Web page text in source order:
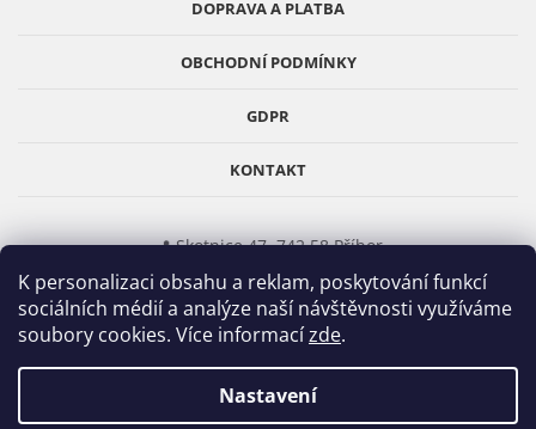
K personalizaci obsahu a reklam, poskytování funkcí
sociálních médií a analýze naší návštěvnosti využíváme
soubory cookies. Více informacízde.
Nastavení
DOPRAVA A PLATBA
OBCHODNÍ PODMÍNKY
GDPR
KONTAKT
📍 Skotnice 47, 742 58 Příbor
📞777 312 905(Po–Pá 8–17)
✉️ info@obklady-cz.cz
E-shopObklady-cz.cz–Základ vašeho domova.